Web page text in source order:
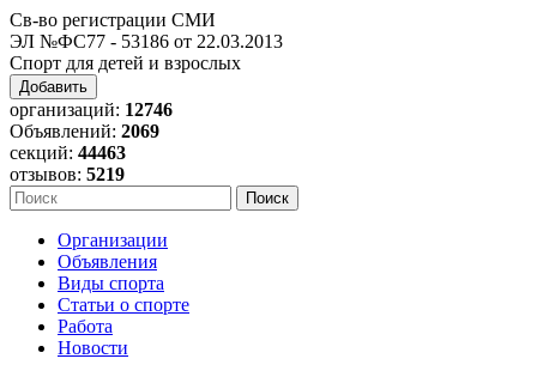
Св-во регистрации СМИ
ЭЛ №ФС77 - 53186 от 22.03.2013
Спорт для детей и взрослых
Добавить
организаций: 12746
Объявлений: 2069
секций: 44463
отзывов: 5219
Организации
Объявления
Виды спорта
Статьи о спорте
Работа
Новости